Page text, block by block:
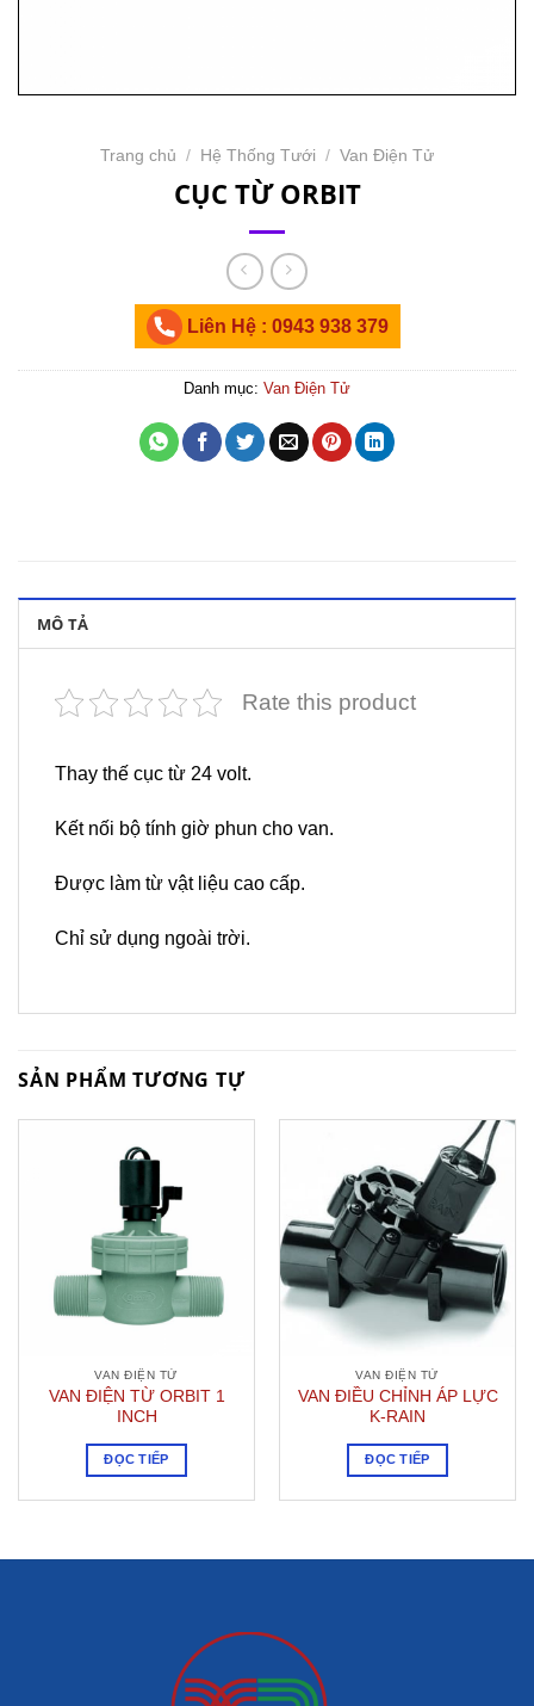
Trang chủ / Hệ Thống Tưới / Van Điện Tử
CỤC TỪ ORBIT
Liên Hệ : 0943 938 379
Danh mục: Van Điện Tử
MÔ TẢ
Rate this product
Thay thế cục từ 24 volt.
Kết nối bộ tính giờ phun cho van.
Được làm từ vật liệu cao cấp.
Chỉ sử dụng ngoài trời.
SẢN PHẨM TƯƠNG TỰ
VAN ĐIỆN TỬ
VAN ĐIỆN TỪ ORBIT 1
INCH
ĐỌC TIẾP
VAN ĐIỆN TỬ
VAN ĐIỀU CHỈNH ÁP LỰC
K-RAIN
ĐỌC TIẾP